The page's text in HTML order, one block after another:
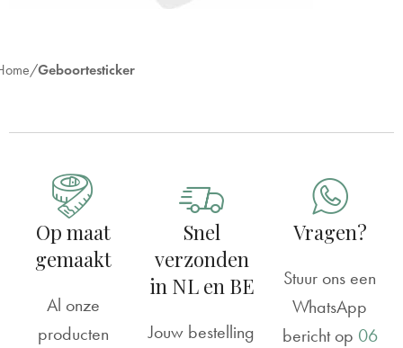
Geboortesticker
Op maat
gemaakt
Al onze
producten
Snel
verzonden
in NL en BE
Jouw bestelling
Vragen?
Stuur ons een
WhatsApp
bericht op 06